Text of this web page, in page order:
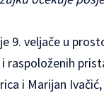
je 9. veljače u
raspoloženih
i Marijan